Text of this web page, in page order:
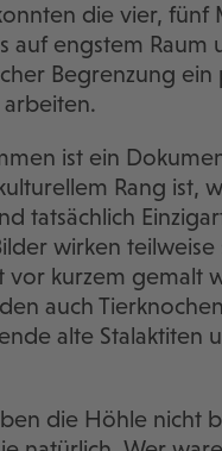
die vier, fünf
auf engstem Raum
Begrenzung ein
ist ein
Rang ist,
tatsächlich
wirken teilweise
vor kurzem gemalt
auch
alte Stalaktiten
die Höhle nicht